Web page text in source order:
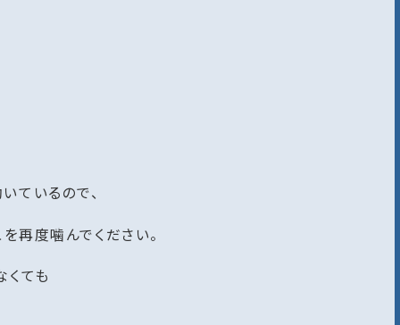
ているので、
再度噛んでください。
ても